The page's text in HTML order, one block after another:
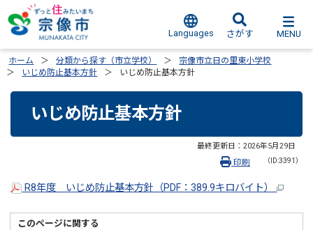
Languages さがす MENU
ホーム 分類から探す（市立学校）
宗像市立日の里東小学校
いじめ防止基本方針
いじめ防止基本方針
いじめ防止基本方針
最終更新日： 2026年5月29日
（ID:3391）
印刷
R8年度 いじめ防止基本方針（PDF：389.9キロバイト）
このページに関する